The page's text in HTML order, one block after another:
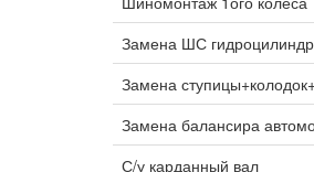
Замена ШС
Замена
Замена балансира
С/у карданный вал